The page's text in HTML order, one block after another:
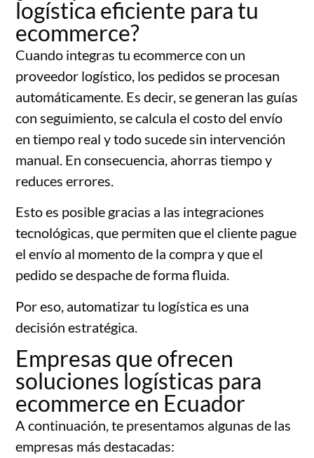
logística eficiente para tu
ecommerce?
Cuando integras tu ecommerce con un
proveedor logístico, los pedidos se procesan
automáticamente. Es decir, se generan las guías
con seguimiento, se calcula el costo del envío
en tiempo real y todo sucede sin intervención
manual. En consecuencia, ahorras tiempo y
reduces errores.
Esto es posible gracias a las integraciones
tecnológicas, que permiten que el cliente pague
el envío al momento de la compra y que el
pedido se despache de forma fluida.
Por eso, automatizar tu logística es una
decisión estratégica.
Empresas que ofrecen
soluciones logísticas para
ecommerce en Ecuador
A continuación, te presentamos algunas de las
empresas más destacadas: